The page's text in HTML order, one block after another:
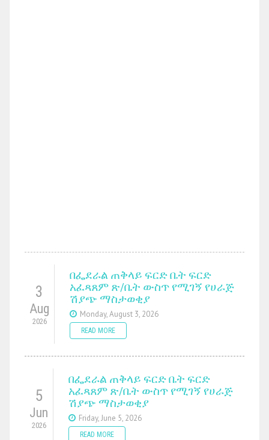
3
Aug
2026
በፌደራል ጠቅላይ ፍርድ ቤት ፍርድ
አፈጻጸም ጽ/ቤት ውስጥ የሚገኝ የሀራጅ
ሽያጭ ማስታወቂያ
Monday, August 3, 2026
READ MORE
5
Jun
2026
በፌደራል ጠቅላይ ፍርድ ቤት ፍርድ
አፈጻጸም ጽ/ቤት ውስጥ የሚገኝ የሀራጅ
ሽያጭ ማስታወቂያ
Friday, June 5, 2026
READ MORE